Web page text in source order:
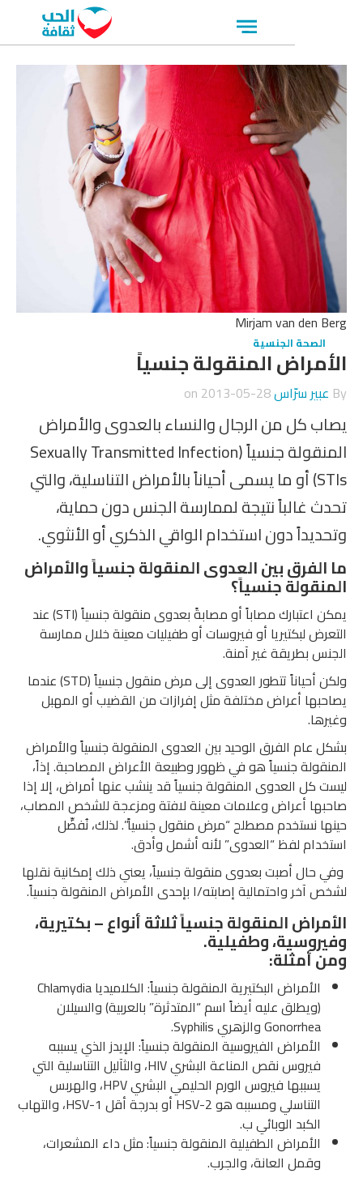
menu
Mirjam van den
الصحة الجنسية
المنقولة جنسياً
عبير سرّاسon
2013-05-28
كل من الرجال والنساء بالعدوى والأمراض
المنقولة جنسياً (Sexually Transmitted Infection
(STIs أو ما يسمى أحياناً بالأمراض التناسلية، والتي
غالباً نتيجة لممارسة الجنس دون حماية،
دون استخدام الواقي الذكري أو الأنثوي.
بين العدوى المنقولة جنسياً والأمراض
جنسياً؟
يمكن اعتبارك مصاباً أو مصابةً بعدوى منقولة جنسياً (STI) عند
لبكتيريا أو فيروسات أو طفيليات معينة خلال ممارسة
بطريقة غير آمنة.
ولكن أحياناً تتطور العدوى إلى مرض منقول جنسياً (STD) عندما
أعراض مختلفة مثل إفرازات من القضيب أو المهبل
عام الفرق الوحيد بين العدوى المنقولة جنسياً والأمراض
جنسياً هو في ظهور وطبيعة الأعراض المصاحبة. إذاً،
كل العدوى المنقولة جنسياً قد ينشب عنها أمراض، إلا إذا
أعراض وعلامات معينة لافتة ومزعجة للشخص المصاب،
نستخدم مصطلح “مرض منقول جنسياً”. لذلك، نُفضِّل
لفظ “العدوى” لأنه أشمل وأدق.
حال أصبت بعدوى منقولة جنسياً، يعني ذلك إمكانية نقلها
آخر واحتمالية إصابته/ا بإحدى الأمراض المنقولة جنسياً.
المنقولة جنسياً ثلاثة أنواع – بكتيرية،
وطفيلية.
أمثلة:
الأمراض البكتيرية المنقولة جنسياً: الكلاميديا Chlamydia
(ويطلق عليه أيضاً اسم “المتدثرة” بالعربية) والسيلان
Gonorrhea والزهري Syphilis.
الأمراض الفيروسية المنقولة جنسياً: الإيدز الذي يسببه
فيروس نقص المناعة البشري HIV، والثآليل التناسلية التي
يسببها فيروس الورم الحليمي البشري HPV، والهربس
التناسلي ومسببه هو HSV-2 أو بدرجة أقل HSV-1، والتهاب
الكبد الوبائي ب.
الأمراض الطفيلية المنقولة جنسياً: مثل داء المشعرات،
وقمل العانة، والجرب.